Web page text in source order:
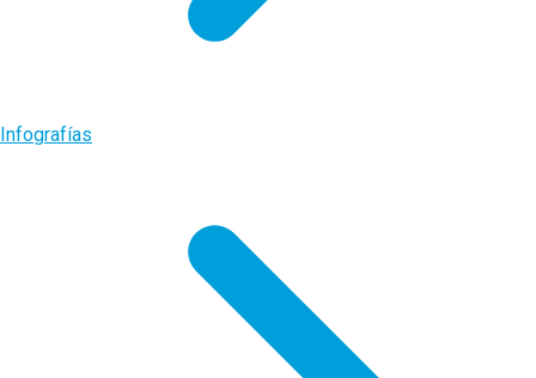
Infografías